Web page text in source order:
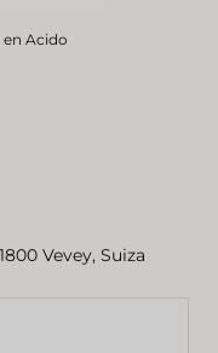
Acido
Vevey, Suiza